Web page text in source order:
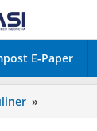
E-Paper
»
Crab